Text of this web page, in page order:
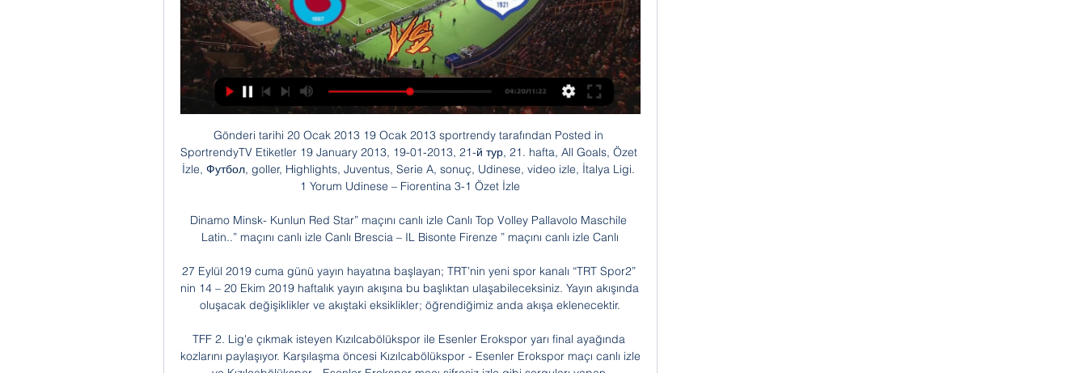
Gönderi tarihi 20 Ocak 2013 19 Ocak 2013 sportrendy tarafından Posted in SportrendyTV Etiketler 19 January 2013, 19-01-2013, 21-й тур, 21. hafta, All Goals, Özet İzle, Футбол, goller, Highlights, Juventus, Serie A, sonuç, Udinese, video izle, İtalya Ligi. 1 Yorum Udinese – Fiorentina 3-1 Özet İzle

Dinamo Minsk- Kunlun Red Star” maçını canlı izle Canlı Top Volley Pallavolo Maschile Latin..” maçını canlı izle Canlı Brescia – IL Bisonte Firenze ” maçını canlı izle Canlı

27 Eylül 2019 cuma günü yayın hayatına başlayan; TRT’nin yeni spor kanalı “TRT Spor2” nin 14 – 20 Ekim 2019 haftalık yayın akışına bu başlıktan ulaşabileceksiniz. Yayın akışında oluşacak değişiklikler ve akıştaki eksiklikler; öğrendiğimiz anda akışa eklenecektir.

TFF 2. Lig'e çıkmak isteyen Kızılcabölükspor ile Esenler Erokspor yarı final ayağında kozlarını paylaşıyor. Karşılaşma öncesi Kızılcabölükspor - Esenler Erokspor maçı canlı izle ve Kızılcabölükspor - Esenler Erokspor maçı şifresiz izle gibi sorguları yapan futbolseverler için haberimizi hazırladık.

Türkiye - Hırvatistan 1-0 l Geniş özet izle l Goller l Dünya Kupası Elemeleri l 5 EYLÜL 2017 - Türkiye, Eskişehir'de oynanan maçta Hırvatistan'ı Cenk Tosun'un attığı golle 1-0 yendi. Genel olarak iyi performans sergileyen milli takımımızda eleştirilerin gölgesinde maça 11 de başlayan Arda Turan etkileyici bir performans sergiledi.

Süper Lig'in 10. haftasında Kasımpaşa ile Yeni Malatyaspor, Recep Tayyip Erdoğan Stadyumu'nda oynanan karşılaşmada 2-2 berabere kaldı. Bu sonuçla Kasımpaşa'nın puanı …

Manisaspor - MKE Ankaragücü maçı canlı anlatımı, takım kadroları, canlı izle, canlı dinle. 28 Nisan 2018 Cumartesi 15:30 tarihinde oynanan Manisaspor - MKE Ankaragücü maçı canlı anlatım, takım kadrosu, canlı izle, canlı dinle, dakika-skor. 68 AKSARAY BELEDİYE SPOR ANAGOLD 24ERZİNCANSPOR ARTVİN HOPASPOR Cİ GROUP BUCA.

Bursaspor-BB Erzurumspor maçı ne zaman, saat kaçta ve hangi kanalda yayınlanacak sorularının yanıtını arayanlar bu habere dikkat.. 13.30 Kasımpaşa 3-0 Evkur Yeni Malatyaspor.

Romanya - Türkiye maç özeti: 2-0 A Milli Futbol Takımımız özel maçta deplasmanda Romanya'ya 2-0 yenildi. Romanya'nın gollerini Süper Lig'de Kardemir Karabükspor forması giyen Gheorghe.

1 Kasımpaşa MAÇ ÖZETİ GOLLER izle! Trabzonspor 2 - 1 5:16Trabzonspor 2 - 1 Kasımpaşa hazırlık MAÇI ÖZETİ TÜM GOLLER tartışması pozisyonlar...Sabah · www.sabah.com.tr · 26 Tem 2021

Saat 20:00’da başlayan Beşiktaş- Udinese maçı Dsmart Platformu Smart Spor’dan canlı olarak yayınlanacak. Maç öncesi Beşiktaş’ın ilk 11’leri şöyle; Karius, Gökhan, Vida, Mirin, Caner, Oğuzhan, Medel, Muhayer, Quaresma, Boyd, Burak.

Kasımpaşa'da Yeni Malatyaspor Maçı Hazırlıkları Kasımpaşa Futbol Takımı, Spor Toto Süper Lig'in 30. haftasında 29 Nisan Pazartesi günü deplasmanda Evkur Yeni Malatyaspor ile.

Trabzonspor kasımpaşa maçı canlı izle! bein. (E5ZNVF) - Ultima trabzonspor kasımpaşa maçı canlı izle! bein. [ Matbet TV ] Fenerbahçe Galatasaray derbisi canli izle, 2022 Şifresiz, Donmadan maç linkleri, GS FB maçı canli ...

Yine bir Anadolu Efes-Fenerbahçe BEKO finali - BasketFaul.com - turkiyenin basketbol portali. Bu yıl 35’incisi düzenlenecek Erkekler Cumhurbaşkanlığı Kupası’nda Anadolu Efes ile Fenerbahçe Beko karş. Beşiktaş baştan sıkı tuttu, farklı kazandı.

Avusturya Türkiye maçı hangi kanalda saat kaçta? Türkiye Avusturya maçı bu aksam saat 21:30'da başlayacak. Mücadele TV 8 kanalından canlı olarak yayınlanacak..

Kasımpaşa 1-5 Trabzonspor Maç Özeti İzle (VİDEO) - Yeni Şafak 0:29Trendyol Süper Lig 4. haftasında Kasımpaşa evinde Trabzonspor'u konuk etti. Maç Trabzonspor'un 5-1'lik farklı üstünlüğüyle tamamlandı.Yeni Şafak · Haber Merkezi · 1 Eyl 2023

Manisaspor Beşiktaş maçı Canlı İzle 12 Aralık Salı 2017. Süper Lig'in 15. haftasında Kayserispor ile deplasmanda 1-1 berabere kalan Beşiktaş, Ziraat Türkiye Kupası'nda yarın Grandmedical Manisaspor ile yapacağı karşılaşmanın antrenmanını gerçekleştirdi.

Göztepe - Fenerbahçe maçı canlı anlatımı, takım kadroları, canlı izle, canlı dinle. 12 Ağustos 2017 Cumartesi 21:45 tarihinde oynanan Göztepe - Fenerbahçe maçı canlı anlatım, takım kadrosu, canlı izle, canlı dinle, dakika-skor. HEKİMOĞLU TRABZON SK İNEGÖLSPOR KIRKLARELİSPOR MANİSA FUTBOL KULÜBÜ PENDİKSPOR.

Türkiye Kupası 3. Tur maçında Fatih Karagümrük Vefa stadında Göztepe'yi konuk etti. Göztepe, Fatih Karagümrük karşısında 3-0 skor ile kazandı. GÖZ golleri: Umut Nayir, Prince Segbefia, Leroy George. İşte Fatih Karagümrük Göztepe maçının geniş özeti ve golleri. 27 Ekim 2016 Perşembe

0 Kasımpaşa (Trabzonspor'un 1. Golü - Umut Bozok) - YouTube YouTube YouTube 1:19 YouTube Trabzonspor Haberleri 10 Ara 2022 10 Ara 2022

Santos de San Luis - Panteras de Aguascalientes arasında 03.10.2019 tarihinde oynanacak olan basketball maçını izlemek için maç saati 04:30'da Queenbet Canlı Maç İzle'den izleyebilirsiniz.

Türkiye - Ukrayna maç yayını dışında izlemek istediğiniz başka bir karşılaşma var ise sohbet kısmında online olan yöneticilerden yardım alabilir veya ana sayfamızdan canlı maç izle listesine ulaşabilirsiniz. Bu yayın aradığınız maçın değil mi? Canlı maç yayını listesinden tüm karşılaşmalara ulaşabilirsiniz.

Rizespor - Trabzonspor maçı canlı izle (@TrabzonSporMaci) · X X (Twitter)https://twitter.com/TrabzonSporMaci

Türkiye hollanda canlı anlatım türkiye hollanda maçı skoru? türkiye hollanda maçı kaç kaç bitti? türkiye hollanda maçı geniş özeti... Galeriler Videolar Yazarlar SPOR.

Türkiye'nin teknoloji lideri Teknosa! Güncel kampanyalar ve ürünler hakkında detaylı bilgi edinebilir, aradığınız ürünü uygun fiyata satın alabilirsiniz!

Futbol severler Hollanda - Isvec maçı izle mek için sitemize hoş geldiniz. Oynanacak olan maçları sizlere canlı olarak yayınlamakta olan sitemizde Hollanda - Isvec maçı canlı izle yebilirsiniz. Hollanda - Isvec maçını canlı izle mek için tek yapmanız gereken sitemizi maç saatinde açarak ilgili linkten yayını takip etmek olacaktır..

Antalyaspor Trabzonspor Maçı Geniş Özeti ve Golleri 0-3 AS-TS 22 Nisan 2017 Spor Toto Süper Lig 28. Hafta maçında Antalyaspor Antalya stadında Trabzonspor’u konuk etti. Trabzon, Antalya karşısında 3-0 skor ile kazandı. antalyaspor, trabzonspor, maç özeti, antalya, 0 3, golleri, as, trabzon, ts, hugo rodallega, uğur demirok, hugo rodallega, 22 nisan TS golleri: Hugo Rodallega

Türkiye ile Kosova arasında kurulan köprü veteran futbol seviyesine de taşımış olmaktan dolayı mutluyuz. Kosovalı dostlarımızı biz de ülkemizde ağırlamaktan büyük mutluluk duyacağız. Bizleri ağırlayan Kosova Futbol Federasyonu'na ve tüm Prizren halkına teşekkürlerimizi sunarız.

MAÇ ÖZETİ| Trabzonspor - Kasımpaşa maçı özet izle! 2:00Spor Toto Süper Lig'in 28. haftasında Kasımpaşa, sahasında Trabzonspor'u konuk etti. Recep Tayyip Erdoğan Stadyumu'nda oynanan karşılaşma ev ...Dailymotion · Haberler.com · 8 Nis 2023

Fikstür sayfasında Huragan Morąg takımının güncel ve geçmiş sezonlarına ait maç fikstürüne ulaşabilirsiniz. Yapacağınız turnuva seçimine göre, Huragan Morąg takımının bu turnuvalarda aldığı sonuçlar önünüze gelecektir. Tercih etmeniz halinde ev sahibi ve deplasman.

UEFA Avrupa Ligi'nde toplu sonuçlar 28 Temmuz 2017 Cuma 10:47 - Son Güncelleme 28 Temmuz 2017 Cuma 10:49 UEFA Avrupa Ligi 3. ön eleme turu ilk maçları oynandı.

Support the stream: https://streamlabs.com/lastworldturkey türkiye canlı yayın, türkiye canlı maç, türkiye canlı yayın kazaları, türkiye canlı yayın.

Ligde Galatasaray ile Beşiktaş arasındaki maçı canlı olarak radyodan da dinleyebilirsiniz. Peki GS - BJk derbi maçı hangi rado frekansında dinlenebilir? Bu sorunun cevabını haberimizde.

Altay - Menemen Belediyespor arasında oynanacak maç kaç kaç olur? kaç kaç biter? Tüm bu sorularla ilgili cevaplar Altay - Menemen Belediyespor iddaa analiz, yorum ve tahmin sayfamızda. Futbol

Trabzonspor 1-1 Kasımpaşa | MAÇ ÖZETİ videosunu izle 8:14Dünya Kupası nedeniyle verilen arada çalışmalarını sürdüren Trabzonspor ile Kasımpaşa hazırlık maçında karşı karşıya geldi.Fotomaç · www.fotomac.com.tr · 10 Ara 2022

Türkiye o ziyarette olaylara müdahil olacak ve bölgenin en önemli, etkin ülkelerinden biri olan Sırbistan’ı da işin içine sokarak çözüme gitmeye çalışıyor. Bu önemli. Ancak Türkiye, Sırbistan’la yakınlaşırken, Kosova ile, Arnavutlarla da yakınlaşmayı ihmal etmemeli. Ben …

24 Erzincanspor ise Kartalspor maçında 3-2 yenildi. Cizre Basraspor, evinde 2 galibiyet, 2 beraberlik, 3 mağlubiyet yaşadı ve 5 gol atıp 8 gol yedi.

Yeni Malatyaspor, Süper Lig'in 3. haftasında sahasında oynayacağı Alanyaspor müsabakasının hazırlıklarını sürdürüyor. Sarı-kırmızılı takımda arka adalesinden sakatlanan Gökhan Töre dışında eksik oyuncu bulunmuyor.

Elazığspor - Batman Petrolspor arasında Türkiye Kupa 3.Tur Futbol liginde oynanacak olan maçın tahminlerini ve Elazığspor - Batman Petrolspor maçı haberlerini bulabilirsiniz. Elazığspor – Batman Petrolspor 26.09.2018 İddaa Tahmini. Maç Özetleri; Canlı Maç Sonuçları.

Canlı: Trabzonspor-Kasımpaşa maçı izle | beIN Sports 1 15 Eki 2019 — Spor Toto Süper Lig'in 32. haftasında Trabzonspor sahasında Kasımpaşa'yı konuk edecek. 5 Mayıs Cumartesi saat 19.00'da Mdical Park Stadyumu ...

Trabzonspor - Kasımpaşa Maçı Canlı İzle Trabzonspor - Kasımpaşa maçı canlı izle! Digiturk TOD canlı maç izle ile beIN Sport kanalındaki 2024-2025 sezonu maçını internetten online izle.

Trabzonspor Kasımpaşa maçı CANLI izle! TS 5 Şub 2022 — Spor Toto Süper Lig'de heyecan devam ediyor. 24. hafta maçında lider Trabzonspor sahasında Kasımpaşa'yı konuk ediyor.

03 Mayıs 1981 Pazar günü Kırklarelispor’u 4-1 yenen Sakaryapor Futbol Takımı, ligin bitimine bir ay kala, Türkiye 1. Futbol Ligine çıkmayı garantiliyordu.(2) Kulüp Başkanı Tuncer Tepe "03 Mayıs 1981, Sakaryaspor Tarihine altın harflerle yazılacaktır.

İTÜ'de kanser hücrelerini 3 boyutlu göstern bir cihaz geliştirildi. 200 dolara mal edilen cihaz, saygın bilim dergisi ''Lab on a Chip''in şubat sayısına kapak oldu. 12:39 - İzmit Belediyesi'nin koro kayıtları sürüyor; 12:37 - CHP, binasını satın